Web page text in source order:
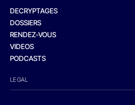
DECRYPTAGES
DOSSIERS
RENDEZ-VOUS
VIDEOS
PODCASTS
LEGAL